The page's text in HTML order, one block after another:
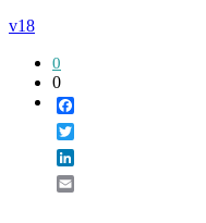
v18
0
0